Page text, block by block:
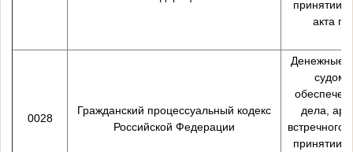
принятии
акта
0028
Гражданский процессуальный кодекс
Российской Федерации
Денежные
судом
дела,
принятии